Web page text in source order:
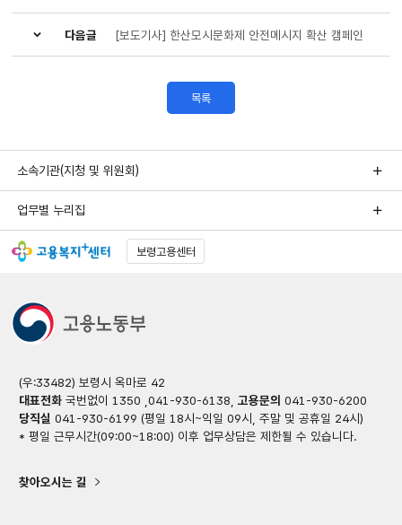
다음글 [보도기사] 한산모시문화제 안전메시지 확산 캠페인
목록
소속기관(지청 및 위원회)
업무별 누리집
보령고용센터
(우:33482) 보령시 옥마로 42
대표전화국번없이 1350 ,041-930-6138, 고용문의 041-930-6200
당직실 041-930-6199 (평일 18시~익일 09시, 주말 및 공휴일 24시)
* 평일 근무시간(09:00~18:00) 이후 업무상담은 제한될 수 있습니다.
찾아오시는 길